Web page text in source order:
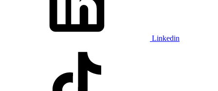
Linkedin